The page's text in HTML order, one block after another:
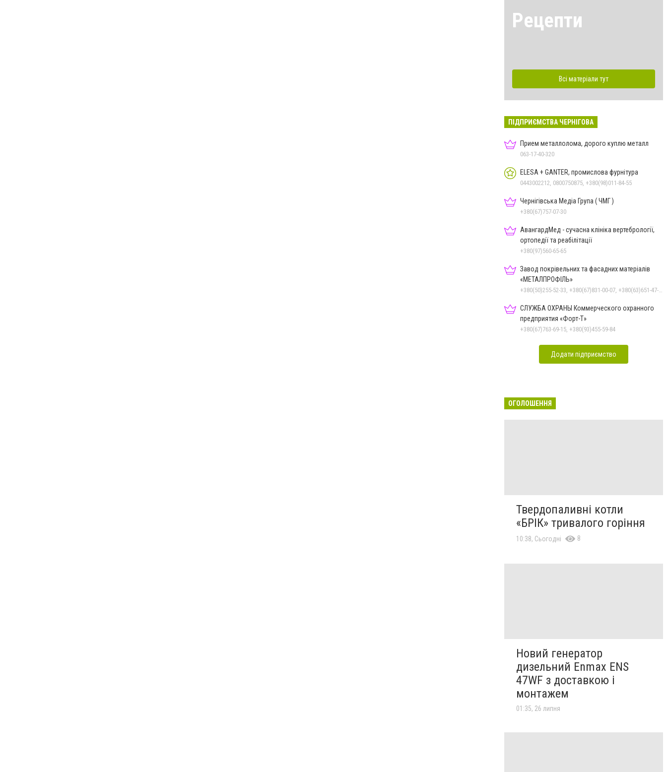
Рецепти
Всі матеріали тут
ПІДПРИЄМСТВА ЧЕРНІГОВА
Прием металлолома, дорого куплю металл
063-17-40-320
ELESA + GANTER, промислова фурнітура
0443002212, 0800750875, +380(98)011-84-55
Чернігівська Медіа Група ( ЧМГ )
+380(67)757-07-30
АвангардМед - сучасна клініка вертебрології,
ортопедії та реабілітації
+380(97)560-65-65
Завод покрівельних та фасадних матеріалів
«МЕТАЛПРОФІЛЬ»
СЛУЖБА ОХРАНЫ Коммерческого охранного
предприятия «Форт-Т»
+380(67)763-69-15, +380(93)455-59-84
Додати підприємство
ОГОЛОШЕННЯ
Твердопаливні котли
«БРІК» тривалого горіння
10:38, Сьогодні 8
Новий генератор
дизельний Enmax ENS
47WF з доставкою і
монтажем
01:35, 26 липня